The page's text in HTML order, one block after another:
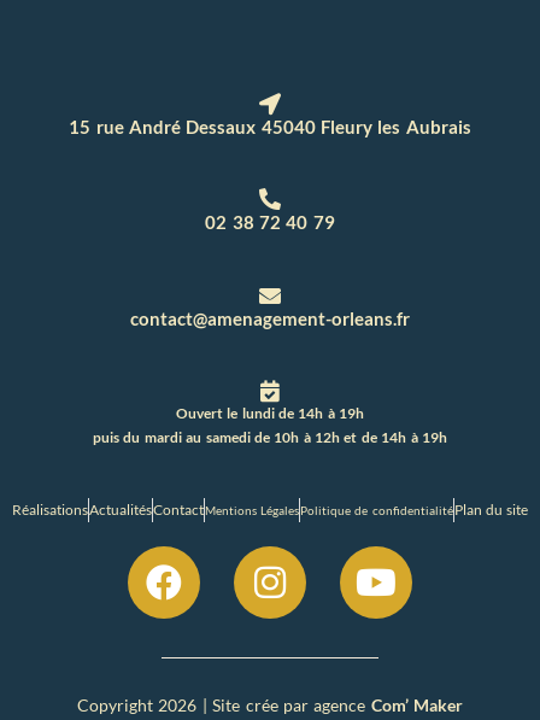
15 rue André Dessaux 45040 Fleury les Aubrais
02 38 72 40 79
contact@amenagement-orleans.fr
Ouvert le lundi de 14h à 19h
puis du mardi au samedi de 10h à 12h et de 14h à 19h
RéalisationsActualitésContactMentions LégalesPolitique de confidentialitéPlan du site
Copyright 2026 | Site crée par agence Com’ Maker